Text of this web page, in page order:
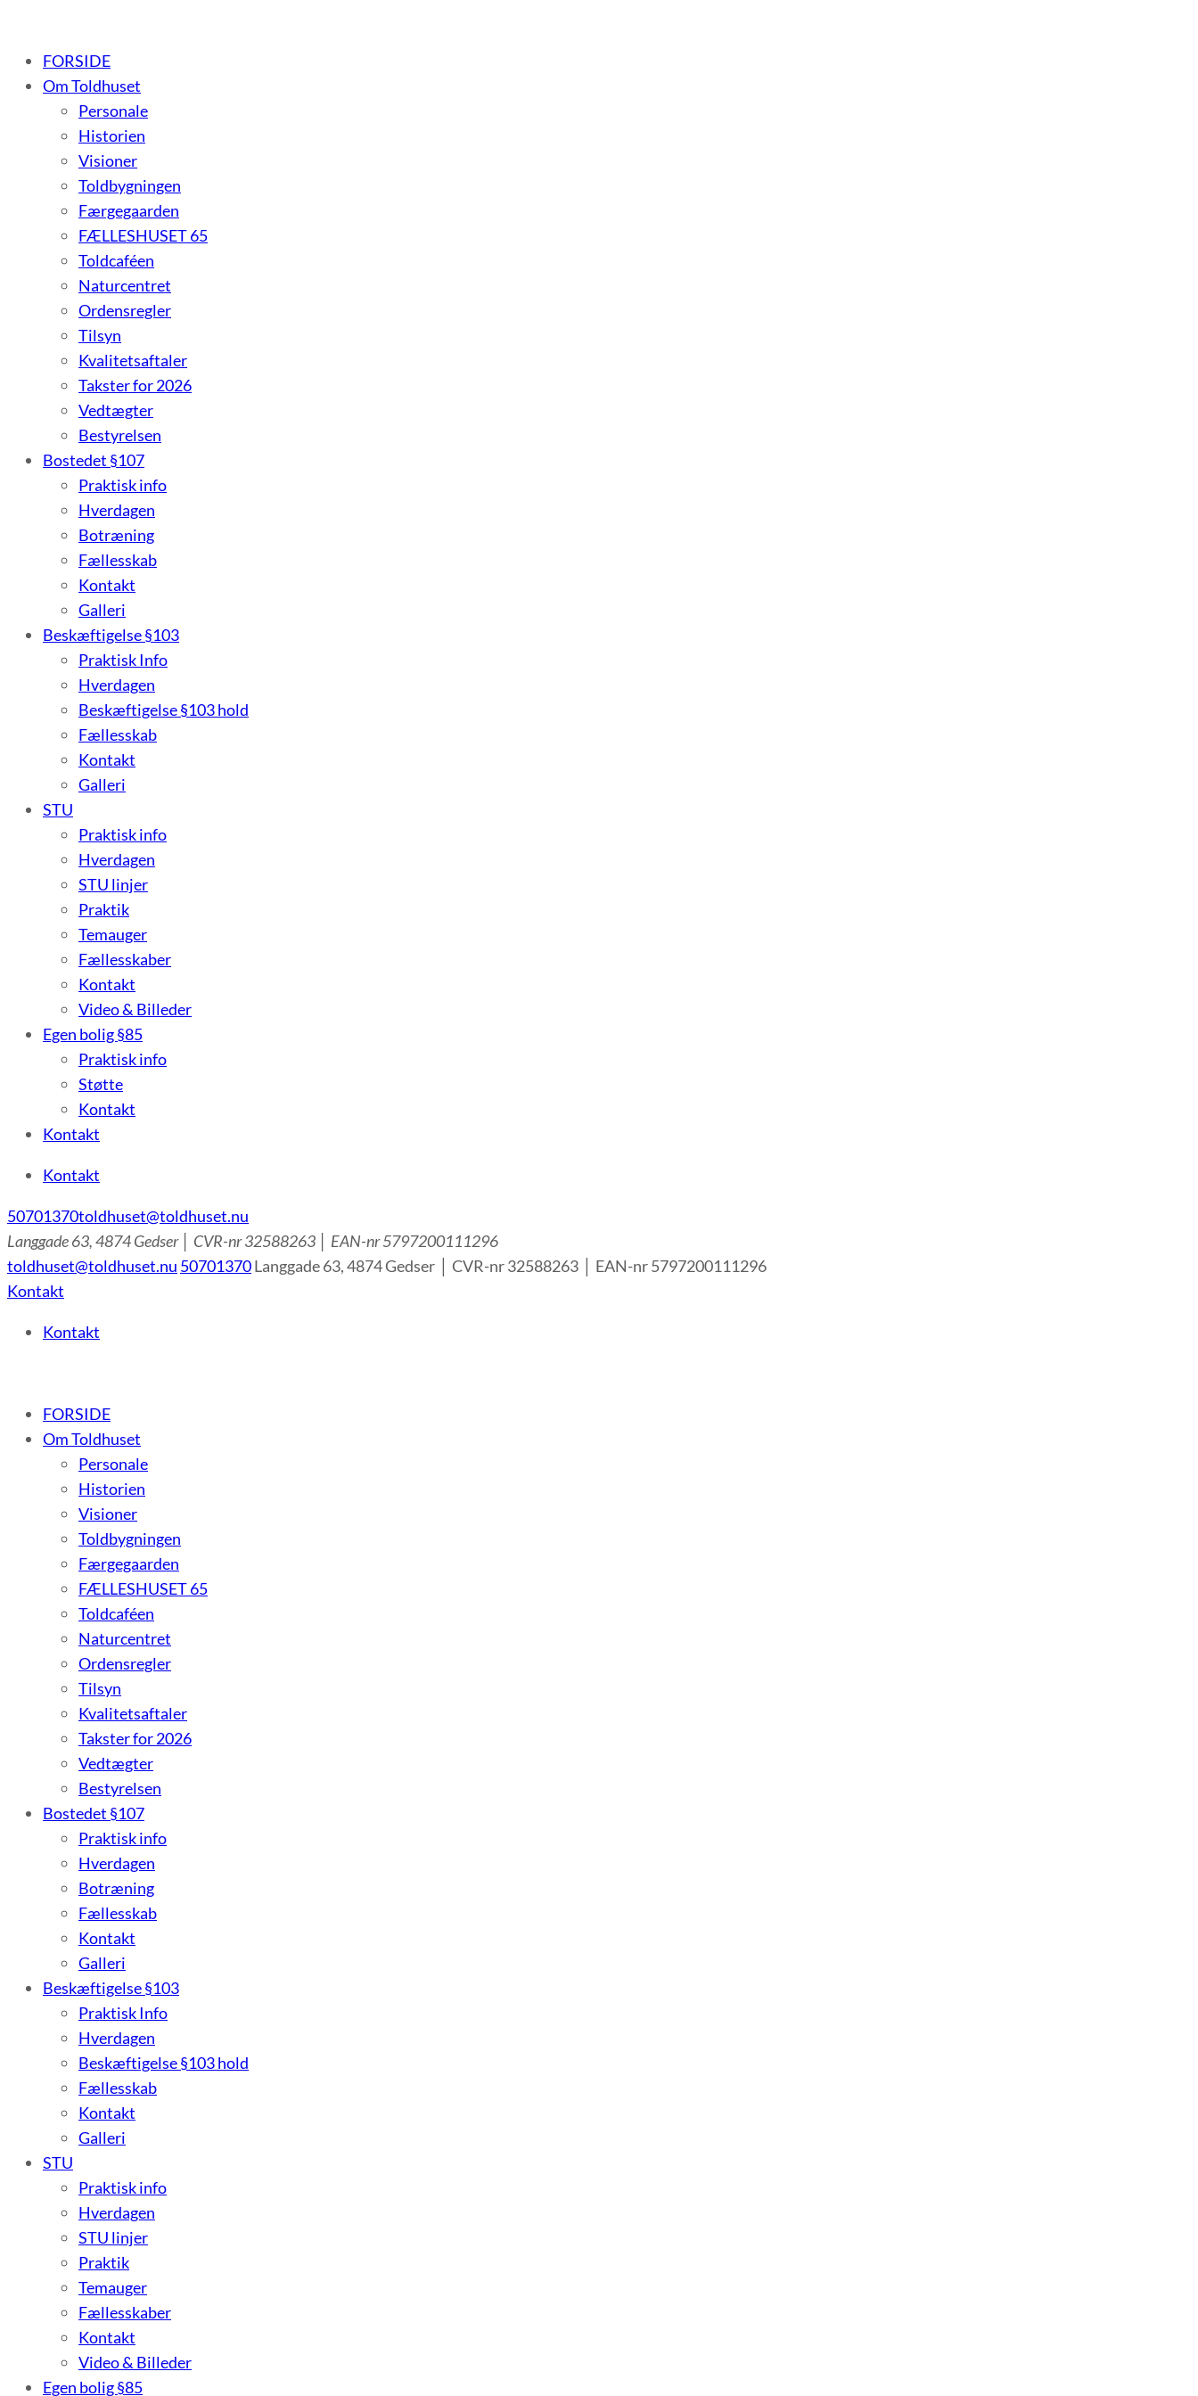
– et botilbud til voksne udviklingshæmmede og sent udviklede personer samt voksne med psykiske lidelser
FORSIDE
Om Toldhuset
Personale
Historien
Visioner
Toldbygningen
Færgegaarden
FÆLLESHUSET 65
Toldcaféen
Naturcentret
Ordensregler
Tilsyn
Kvalitetsaftaler
Takster for 2026
Vedtægter
Bestyrelsen
Bostedet §107
Praktisk info
Hverdagen
Botræning
Fællesskab
Kontakt
Galleri
Beskæftigelse §103
Praktisk Info
Hverdagen
Beskæftigelse §103 hold
Fællesskab
Kontakt
Galleri
STU
Praktisk info
Hverdagen
STU linjer
Praktik
Temauger
Fællesskaber
Kontakt
Video & Billeder
Egen bolig §85
Praktisk info
Støtte
Kontakt
Kontakt
Kontakt
50701370toldhuset@toldhuset.nu
Langgade 63, 4874 Gedser │ CVR-nr 32588263 │ EAN-nr 5797200111296
toldhuset@toldhuset.nu 50701370Langgade 63, 4874 Gedser │ CVR-nr 32588263 │ EAN-nr 5797200111296
Kontakt
Kontakt
– et botilbud til voksne udviklingshæmmede og sent udviklede personer samt voksne med psykiske lidelser
FORSIDE
Om Toldhuset
Personale
Historien
Visioner
Toldbygningen
Færgegaarden
FÆLLESHUSET 65
Toldcaféen
Naturcentret
Ordensregler
Tilsyn
Kvalitetsaftaler
Takster for 2026
Vedtægter
Bestyrelsen
Bostedet §107
Praktisk info
Hverdagen
Botræning
Fællesskab
Kontakt
Galleri
Beskæftigelse §103
Praktisk Info
Hverdagen
Beskæftigelse §103 hold
Fællesskab
Kontakt
Galleri
STU
Praktisk info
Hverdagen
STU linjer
Praktik
Temauger
Fællesskaber
Kontakt
Video & Billeder
Egen bolig §85